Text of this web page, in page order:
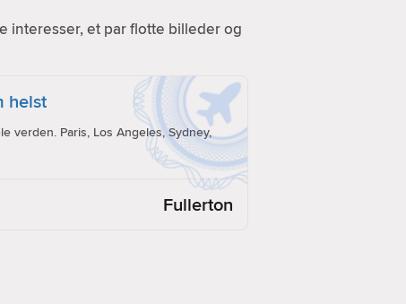
interesser, et par flotte billeder og
helst
verden. Paris, Los Angeles, Sydney,
Fullerton